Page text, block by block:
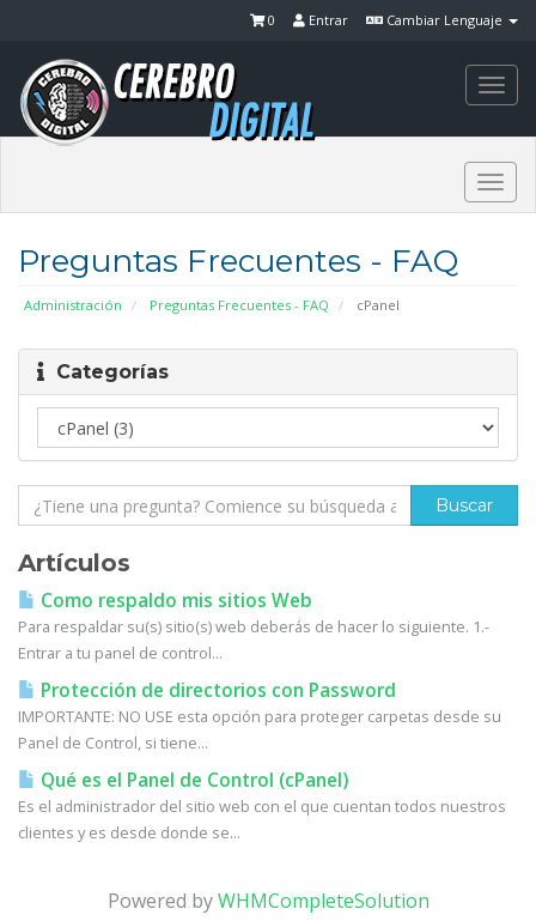
Cambiar Lenguaje
Entrar
0
Preguntas Frecuentes - FAQ
Administración Preguntas Frecuentes - FAQ cPanel
Categorías
Artículos
Como respaldo mis sitios Web
Para respaldar su(s) sitio(s) web deberás de hacer lo siguiente. 1.-
Entrar a tu panel de control...
Protección de directorios con Password
IMPORTANTE: NO USE esta opción para proteger carpetas desde su
Panel de Control, si tiene...
Qué es el Panel de Control (cPanel)
Es el administrador del sitio web con el que cuentan todos nuestros
clientes y es desde donde se...
Powered byWHMCompleteSolution